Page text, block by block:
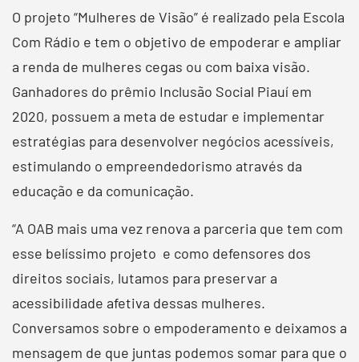
O projeto “Mulheres de Visão” é realizado pela Escola
Com Rádio e tem o objetivo de empoderar e ampliar
a renda de mulheres cegas ou com baixa visão.
Ganhadores do prêmio Inclusão Social Piauí em
2020, possuem a meta de estudar e implementar
estratégias para desenvolver negócios acessíveis,
estimulando o empreendedorismo através da
educação e da comunicação.
“A OAB mais uma vez renova a parceria que tem com
esse belíssimo projeto e como defensores dos
direitos sociais, lutamos para preservar a
acessibilidade afetiva dessas mulheres.
Conversamos sobre o empoderamento e deixamos a
mensagem de que juntas podemos somar para que o